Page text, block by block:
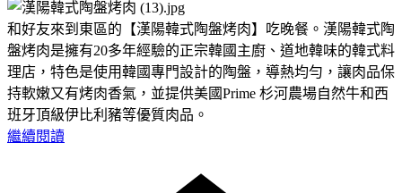
和好友來到東區的【漢陽韓式陶盤烤肉】吃晚餐。漢陽韓式陶
盤烤肉是擁有20多年經驗的正宗韓國主廚、道地韓味的韓式料
理店，特色是使用韓國專門設計的陶盤，導熱均勻，讓肉品保
持軟嫩又有烤肉香氣，並提供美國Prime 杉河農場自然牛和西
班牙頂級伊比利豬等優質肉品。
繼續閱讀